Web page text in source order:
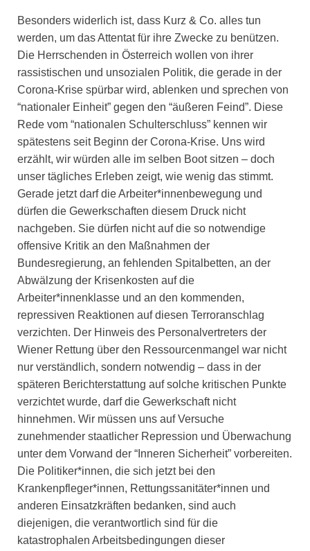
Besonders widerlich ist, dass Kurz & Co. alles tun
werden, um das Attentat für ihre Zwecke zu benützen.
Die Herrschenden in Österreich wollen von ihrer
rassistischen und unsozialen Politik, die gerade in der
Corona-Krise spürbar wird, ablenken und sprechen von
“nationaler Einheit” gegen den “äußeren Feind”. Diese
Rede vom “nationalen Schulterschluss” kennen wir
spätestens seit Beginn der Corona-Krise. Uns wird
erzählt, wir würden alle im selben Boot sitzen – doch
unser tägliches Erleben zeigt, wie wenig das stimmt.
Gerade jetzt darf die Arbeiter*innenbewegung und
dürfen die Gewerkschaften diesem Druck nicht
nachgeben. Sie dürfen nicht auf die so notwendige
offensive Kritik an den Maßnahmen der
Bundesregierung, an fehlenden Spitalbetten, an der
Abwälzung der Krisenkosten auf die
Arbeiter*innenklasse und an den kommenden,
repressiven Reaktionen auf diesen Terroranschlag
verzichten. Der Hinweis des Personalvertreters der
Wiener Rettung über den Ressourcenmangel war nicht
nur verständlich, sondern notwendig – dass in der
späteren Berichterstattung auf solche kritischen Punkte
verzichtet wurde, darf die Gewerkschaft nicht
hinnehmen. Wir müssen uns auf Versuche
zunehmender staatlicher Repression und Überwachung
unter dem Vorwand der “Inneren Sicherheit” vorbereiten.
Die Politiker*innen, die sich jetzt bei den
Krankenpfleger*innen, Rettungssanitäter*innen und
anderen Einsatzkräften bedanken, sind auch
diejenigen, die verantwortlich sind für die
katastrophalen Arbeitsbedingungen dieser